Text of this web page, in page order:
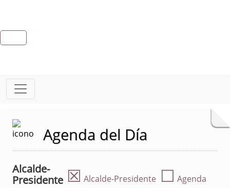
Agenda del Día
Alcalde-
Presidente ☒ Alcalde-Presidente ☐ Agenda